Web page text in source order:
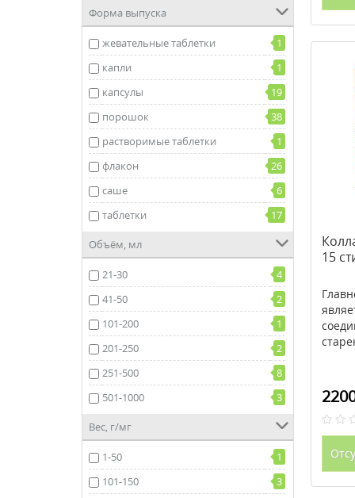
стимуляторы тестостерона
1
1
Форма выпуска
жевательные таблетки
1
капли
1
капсулы
19
порошок
38
растворимые таблетки
1
флакон
26
саше
6
таблетки
17
Объём, мл
21-30
4
41-50
2
101-200
1
201-250
2
251-500
8
501-1000
3
Вес, г/мг
1-50
1
101-150
3
15